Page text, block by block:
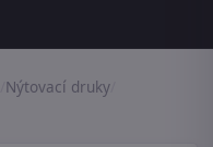
Nýtovací druky